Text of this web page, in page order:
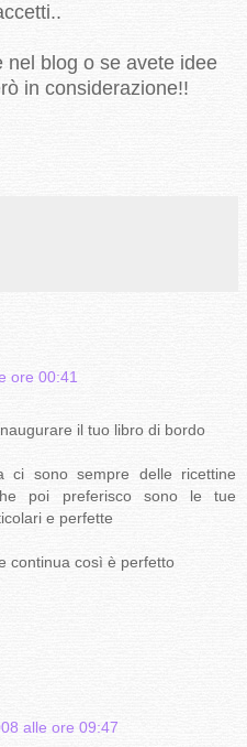
nel blog o se avete idee
in considerazione!!
ore 00:41
il tuo libro di bordo
ci sono sempre delle ricettine
poi preferisco sono le tue
e perfette
continua così è perfetto
alle ore 09:47